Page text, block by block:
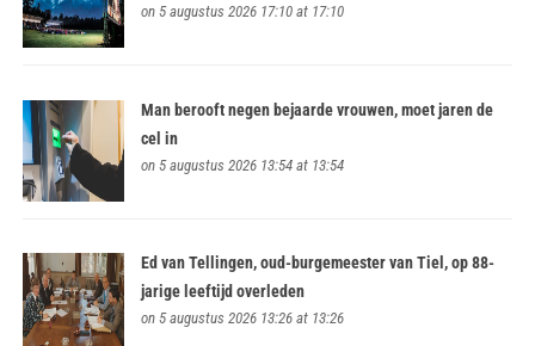
on 5 augustus 2026 17:10 at 17:10
Man berooft negen bejaarde vrouwen, moet jaren de
cel in
on 5 augustus 2026 13:54 at 13:54
Ed van Tellingen, oud-burgemeester van Tiel, op 88-
jarige leeftijd overleden
on 5 augustus 2026 13:26 at 13:26